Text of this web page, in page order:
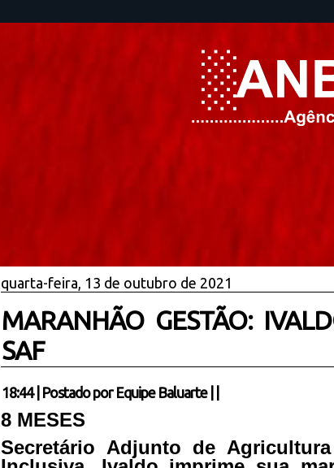
quarta-feira, 13 de outubro de 2021
MARANHÃO GESTÃO:
SAF
18:44| Postado por Equipe Baluarte
8 MESES
Secretário Adjunto de